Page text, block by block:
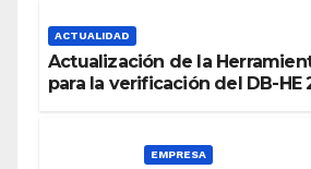
ACTUALIDAD
Actualización de la
para la verificación del DB-HE
EMPRESA